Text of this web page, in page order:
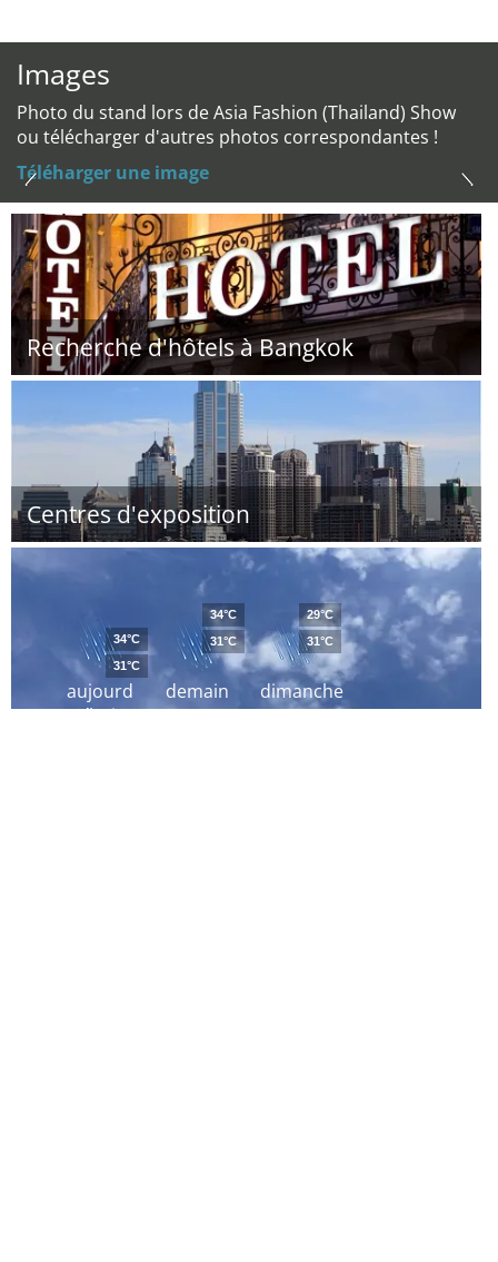
Images
Photo du stand lors de Asia Fashion (Thailand) Show
ou télécharger d'autres photos correspondantes !
Téléharger une image
Recherche d'hôtels à Bangkok
Centres d'exposition
aujourd
´hui
34°C
31°C
demain
34°C
31°C
dimanche
29°C
31°C